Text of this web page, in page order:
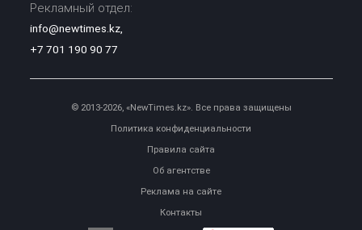
Рекламный отдел:
info@newtimes.kz,
+7 701 190 90 77
© 2013-2026, «NewTimes.kz». Все права защищены
Политика конфиденциальности
Правила сайта
Об агентстве
Реклама на сайте
Контакты